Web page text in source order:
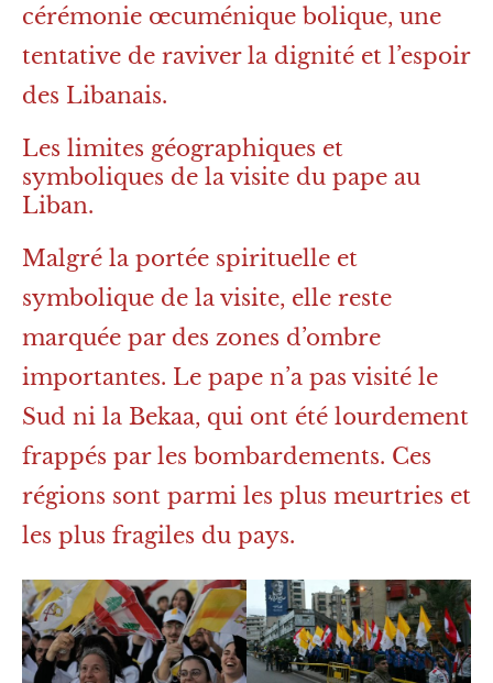
cérémonie œcuménique bolique, une
tentative de raviver la dignité et l’espoir
des Libanais.
Les limites géographiques et
symboliques de la visite du pape au
Liban.
Malgré la portée spirituelle et
symbolique de la visite, elle reste
marquée par des zones d’ombre
importantes. Le pape n’a pas visité le
Sud ni la Bekaa, qui ont été lourdement
frappés par les bombardements. Ces
régions sont parmi les plus meurtries et
les plus fragiles du pays.